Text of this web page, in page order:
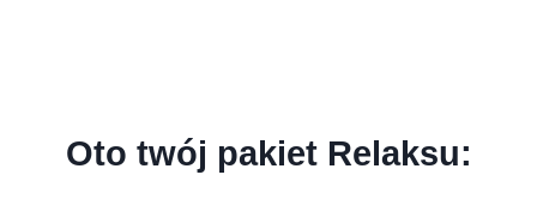
Oto twój pakiet Relaksu: